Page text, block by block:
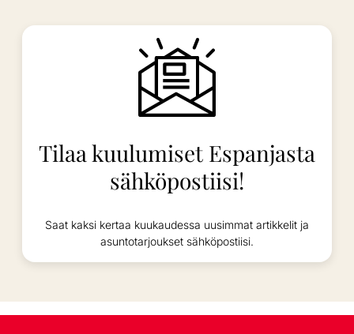
Tilaa kuulumiset Espanjasta
sähköpostiisi!
Saat kaksi kertaa kuukaudessa uusimmat artikkelit ja
asuntotarjoukset sähköpostiisi.